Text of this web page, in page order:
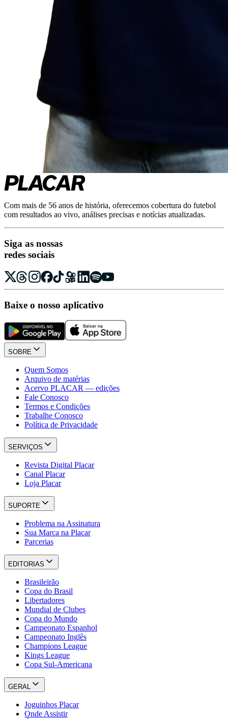
Com mais de 56 anos de história, oferecemos cobertura do futebol
com resultados ao vivo, análises precisas e notícias atualizadas.
Siga as nossas
redes sociais
Baixe o nosso aplicativo
SOBRE
Quem Somos
Arquivo de matérias
Acervo PLACAR — edições
Fale Conosco
Termos e Condições
Trabalhe Conosco
Política de Privacidade
SERVIÇOS
Revista Digital Placar
Canal Placar
Loja Placar
SUPORTE
Problema na Assinatura
Sua Marca na Placar
Parcerias
EDITORIAS
Brasileirão
Copa do Brasil
Libertadores
Mundial de Clubes
Copa do Mundo
Campeonato Espanhol
Campeonato Inglês
Champions League
Kings League
Copa Sul-Americana
GERAL
Joguinhos Placar
Onde Assistir